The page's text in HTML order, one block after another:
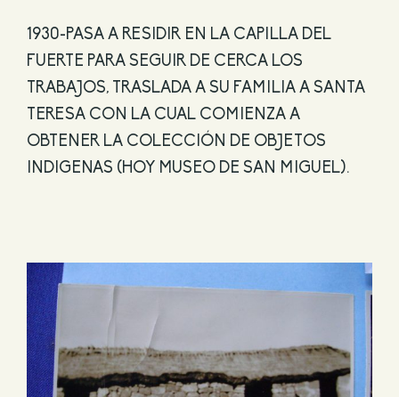
1930-PASA A RESIDIR EN LA CAPILLA DEL
FUERTE PARA SEGUIR DE CERCA LOS
TRABAJOS, TRASLADA A SU FAMILIA A SANTA
TERESA CON LA CUAL COMIENZA A
OBTENER LA COLECCIÓN DE OBJETOS
INDIGENAS (HOY MUSEO DE SAN MIGUEL).